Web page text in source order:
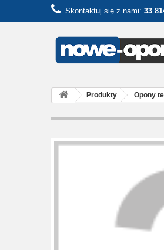
Skontaktuj się z nami: 33
Produkty Opony